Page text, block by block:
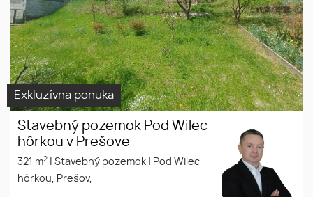
Exkluzívna ponuka
Stavebný pozemok Pod Wilec
hôrkou v Prešove
321 m2 Stavebný pozemok
Pod Wilec
hôrkou, Prešov,